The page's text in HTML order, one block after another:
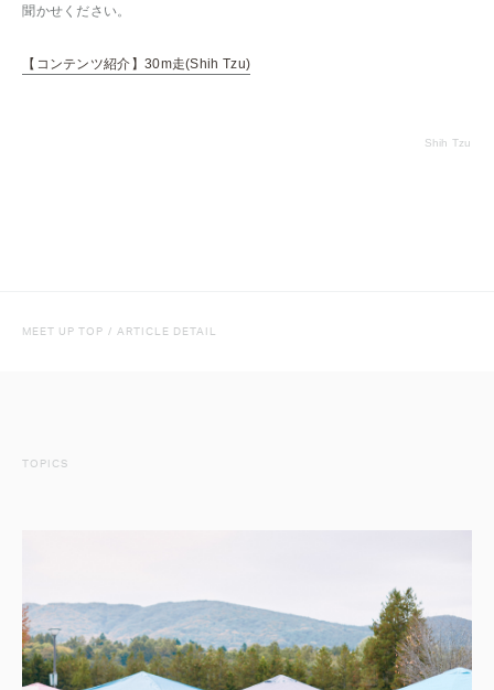
聞かせください。
【コンテンツ紹介】30m走(Shih Tzu)
Shih Tzu
MEET UP TOP / ARTICLE DETAIL
TOPICS